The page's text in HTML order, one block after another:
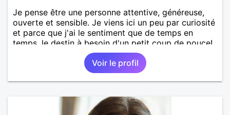
Je pense être une personne attentive, généreuse,
ouverte et sensible. Je viens ici un peu par curiosité
et parce que j'ai le sentiment que de temps en
temps, le destin à besoin d'un petit coup de pouce!
Voir le profil